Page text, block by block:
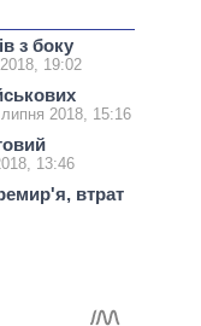
з боку
19:02
2018, 15:16
13:46
втрат